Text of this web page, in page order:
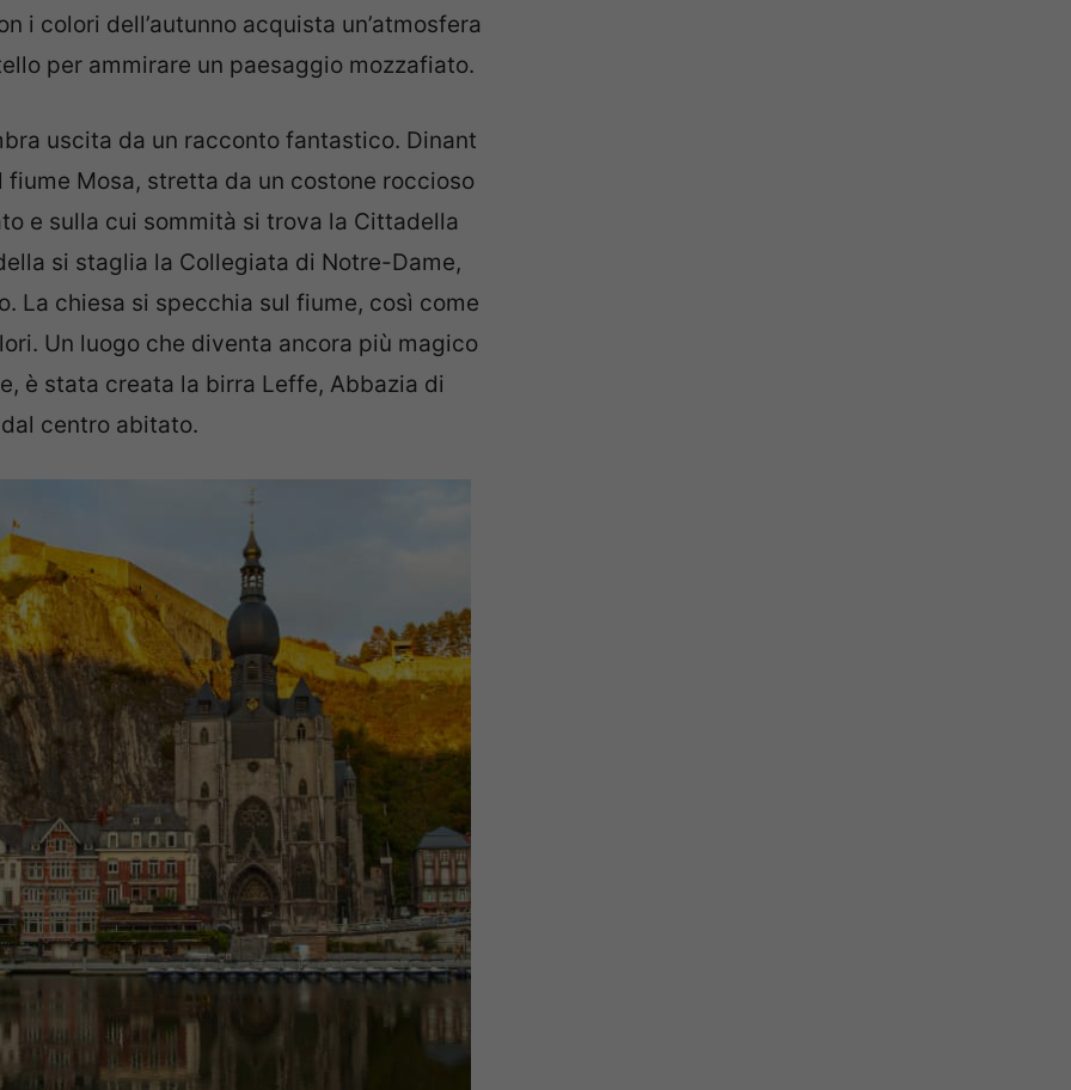
i colori dell’autunno acquista un’atmosfera
per ammirare un paesaggio mozzafiato.
uscita da un racconto fantastico. Dinant
Mosa, stretta da un costone roccioso
e sulla cui sommità si trova la Cittadella
si staglia la Collegiata di Notre-Dame,
La chiesa si specchia sul fiume, così come
Un luogo che diventa ancora più magico
è stata creata la birra Leffe, Abbazia di
centro abitato.